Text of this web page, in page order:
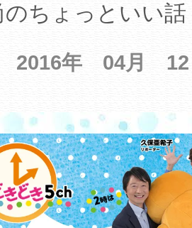
のちょっといい
2016年 04月